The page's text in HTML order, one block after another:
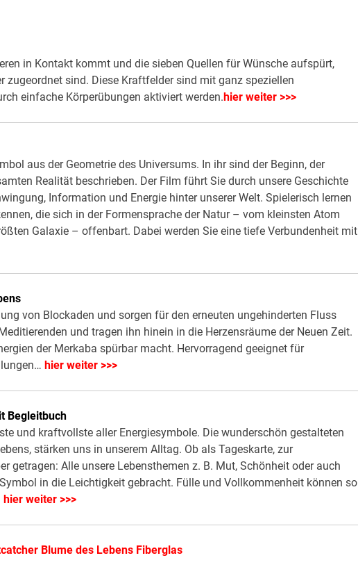
in Kontakt kommt und die sieben Quellen für Wünsche aufspürt,
zugeordnet sind. Diese Kraftfelder sind mit ganz speziellen
einfache Körperübungen aktiviert werden. hier weiter >>>
aus der Geometrie des Universums. In ihr sind der Beginn, der
Realität beschrieben. Der Film führt Sie durch unsere Geschichte
Information und Energie hinter unserer Welt. Spielerisch lernen
die sich in der Formensprache der Natur – vom kleinsten Atom
Galaxie – offenbart. Dabei werden Sie eine tiefe Verbundenheit mit
von Blockaden und sorgen für den erneuten ungehinderten Fluss
und tragen ihn hinein in die Herzensräume der Neuen Zeit.
der Merkaba spürbar macht. Hervorragend geeignet für
hier weiter >>>
Begleitbuch
und kraftvollste aller Energiesymbole. Die wunderschön gestalteten
stärken uns in unserem Alltag. Ob als Tageskarte, zur
getragen: Alle unsere Lebensthemen z. B. Mut, Schönheit oder auch
in die Leichtigkeit gebracht. Fülle und Vollkommenheit können so
hier weiter >>>
Blume des Lebens Fiberglas